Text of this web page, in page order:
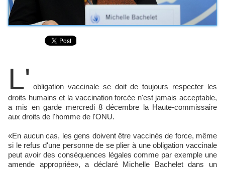
L' obligation vaccinale se doit de toujours respecter les
droits humains et la vaccination forcée n'est jamais acceptable,
a mis en garde mercredi 8 décembre la Haute-commissaire
aux droits de l'homme de l'ONU.
«En aucun cas, les gens doivent être vaccinés de force, même
si le refus d'une personne de se plier à une obligation vaccinale
peut avoir des conséquences légales comme par exemple une
amende appropriée», a déclaré Michelle Bachelet dans un